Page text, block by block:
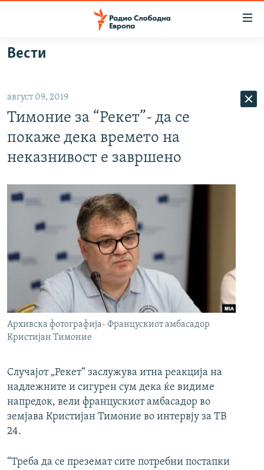
Оди
на
главната
навигација
на
ВИЗУЕЛНО
ШТО ТРЕБА ДА ЗНАЕТЕ
ПОДКАСТ ЗОШТО?
СЛЕДЕТЕ НЕ
РСЕ веб страници
Вести
август 09, 2019
Тимоние за “Рекет”- да се
покаже дека времето на
неказнивост е завршено
Архивска фотографија- Францускиот амбасадор
Кристијан Тимоние
Случајот „Рекет“ заслужува итна реакција на
надлежните и сигурен сум дека ќе видиме
напредок, вели францускиот амбасадор во
земјава Кристијан Тимоние во интервју за ТВ
24.
“Треба да се преземат сите потребни постапки